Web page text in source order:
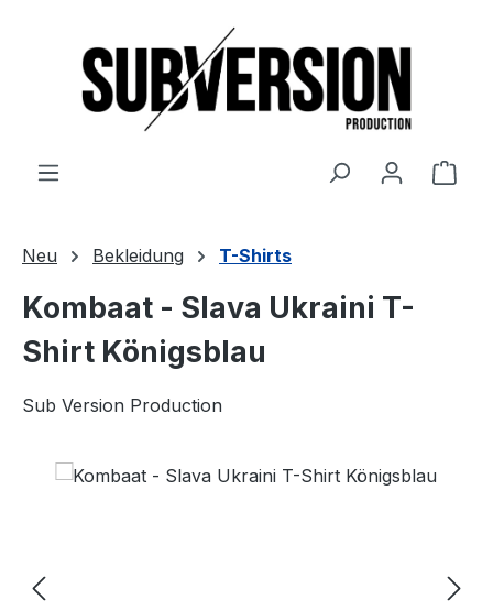
Neu Bekleidung T-Shirts
Kombaat - Slava Ukraini T-
Shirt Königsblau
Sub Version Production
Bildergalerie überspringen